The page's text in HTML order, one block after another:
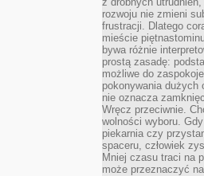
rozwoju nie zmieni
frustracji. Dlatego
mieście
bywa różnie
prostą zasadę:
możliwe do
pokonywania dużych
nie oznacza
Wręcz przeciwnie.
wolności wyboru.
piekarnia czy
spaceru, człowiek
Mniej czasu traci na
może przeznaczyć